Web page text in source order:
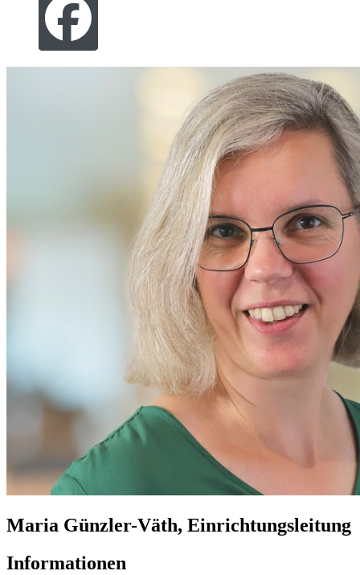
Maria Günzler-Väth, Einrichtungsleitung
Informationen